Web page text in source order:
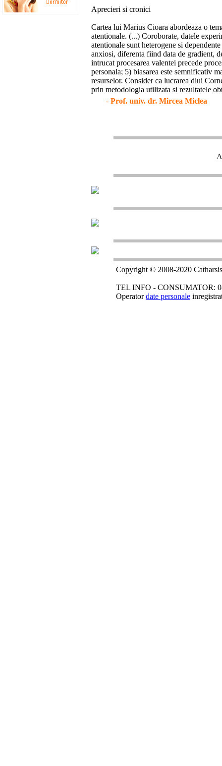
Aprecieri si cronici
Cartea lui Marius Cioara abordeaza o
atentionale. (...) Coroborate, datele
atentionale sunt heterogene si
anxiosi, diferenta fiind data de gradient,
intrucat procesarea valentei precede
personala; 5) biasarea este semnificativ
resurselor. Consider ca lucrarea dlui
prin metodologia utilizata si rezultatele
- Prof. univ. dr. Mircea Miclea
Copyright © 2008-2020
TEL INFO - CONSUMATOR:
Operatordate personale